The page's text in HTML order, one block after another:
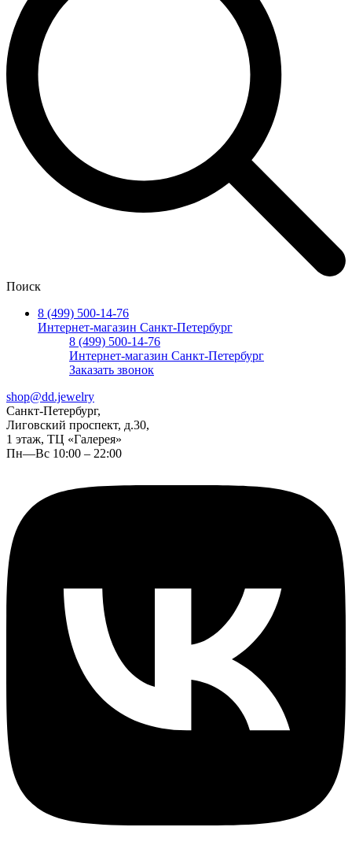
Поиск
8 (499) 500-14-76
Интернет-магазин Санкт-Петербург
8 (499) 500-14-76
Интернет-магазин Санкт-Петербург
Заказать звонок
shop@dd.jewelry
Санкт-Петербург,
Лиговский проспект, д.30,
1 этаж, ТЦ «Галерея»
Пн—Вс 10:00 – 22:00